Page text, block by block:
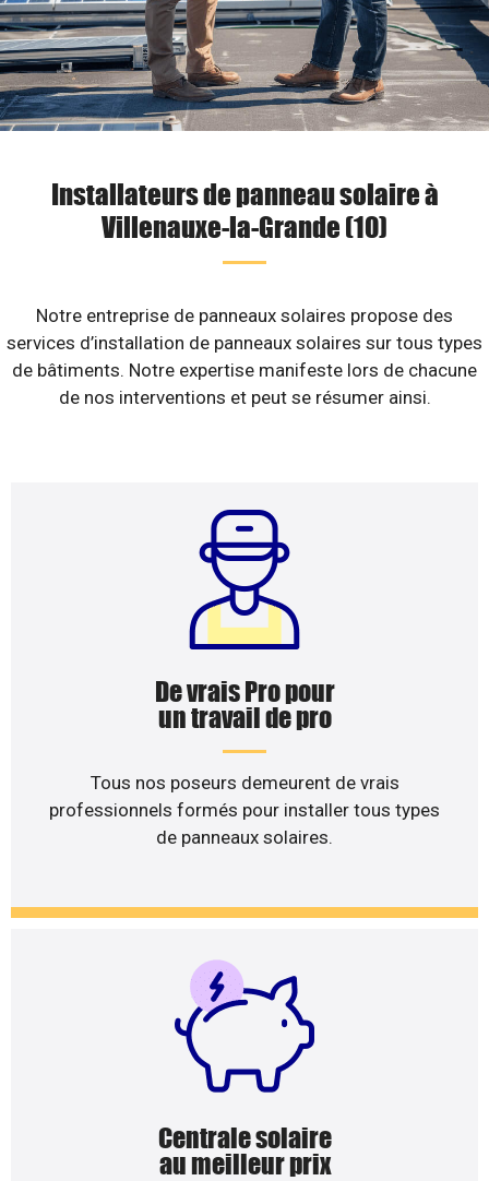
Installateurs de panneau solaire à
Villenauxe-la-Grande (10)
Notre entreprise de panneaux solaires propose des
services d’installation de panneaux solaires sur tous types
de bâtiments. Notre expertise manifeste lors de chacune
de nos interventions et peut se résumer ainsi.
De vrais Pro pour
un travail de pro
Tous nos poseurs demeurent de vrais
professionnels formés pour installer tous types
de panneaux solaires.
Centrale solaire
au meilleur prix